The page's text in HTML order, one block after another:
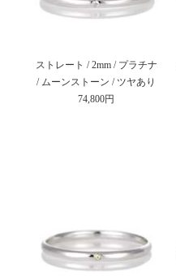
ストレート / 2mm / プラチナ
/ ムーンストーン / ツヤあり
74,800円